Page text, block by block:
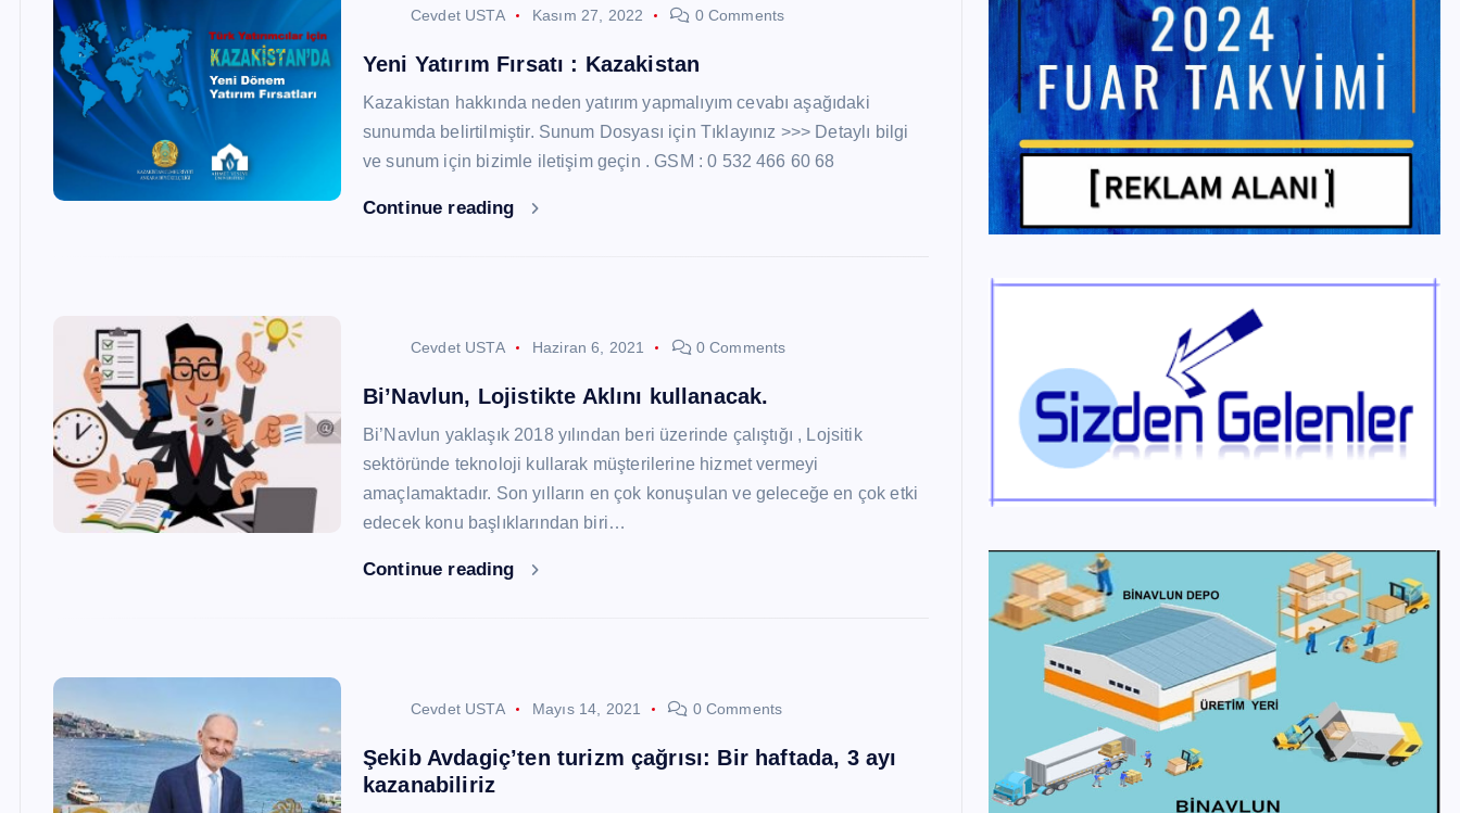
Cevdet USTA Kasım 27, 2022 0 Comments
Yeni Yatırım Fırsatı : Kazakistan
Kazakistan hakkında neden yatırım yapmalıyım cevabı aşağıdaki
sunumda belirtilmiştir. Sunum Dosyası için Tıklayınız >>> Detaylı bilgi
ve sunum için bizimle iletişim geçin . GSM : 0 532 466 60 68
Continue reading
Cevdet USTA Haziran 6, 2021 0 Comments
Bi’Navlun, Lojistikte Aklını kullanacak.
Bi’Navlun yaklaşık 2018 yılından beri üzerinde çalıştığı , Lojsitik
sektöründe teknoloji kullarak müşterilerine hizmet vermeyi
amaçlamaktadır. Son yılların en çok konuşulan ve geleceğe en çok etki
edecek konu başlıklarından biri…
Continue reading
Cevdet USTA Mayıs 14, 2021 0 Comments
Şekib Avdagiç’ten turizm çağrısı: Bir haftada, 3 ayı
kazanabiliriz